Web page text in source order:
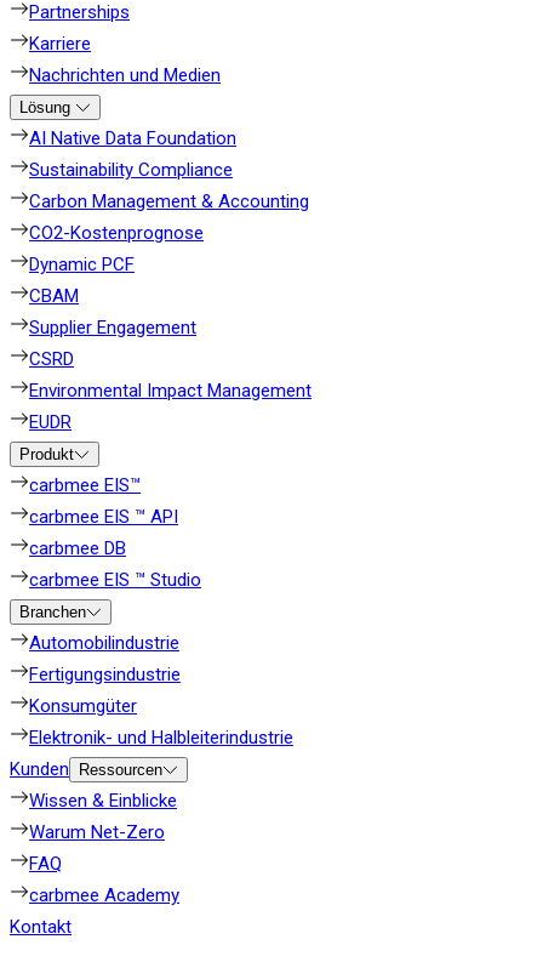
Partnerships
Karriere
Nachrichten und Medien
Lösung
AI Native Data Foundation
Sustainability Compliance
Carbon Management & Accounting
CO2-Kostenprognose
Dynamic PCF
CBAM
Supplier Engagement
CSRD
Environmental Impact Management
EUDR
Produkt
carbmee EIS™
carbmee EIS ™ API
carbmee DB
carbmee EIS ™ Studio
Branchen
Automobilindustrie
Fertigungsindustrie
Konsumgüter
Elektronik- und Halbleiterindustrie
Kunden
Ressourcen
Wissen & Einblicke
Warum Net-Zero
FAQ
carbmee Academy
Kontakt